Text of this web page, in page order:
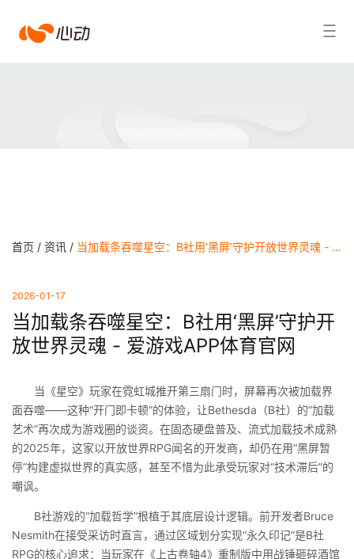
爱搜索结果
首页 / 资讯 / 当加载条吞噬星空：B社用‘黑屏’守护开放世界灵魂 - 爱游戏APP体育官网
2026-01-17
当加载条吞噬星空：B社用‘黑屏’守护开
放世界灵魂 - 爱游戏APP体育官网
当《星空》玩家在霓虹城推开第三扇门时，屏幕再次被加载界
面吞噬——这种“开门即卡顿”的体验，让Bethesda（B社）的“加载
艺术”再次成为游戏圈的谈资。在固态硬盘普及、流式加载技术成熟
的2025年，这家以开放世界RPG闻名的开发商，却仍在用“黑屏暂
停”构建虚拟世界的真实感，甚至不惜为此承受玩家对“技术滞后”的
嘲讽。
B社游戏的“加载哲学”根植于其底层设计逻辑。前开发者Bruce
Nesmith在接受采访时直言，通过区域划分实现“永久印记”是B社
RPG的核心追求：当玩家在《上古卷轴4》重制版中用战锤砸碎酒馆